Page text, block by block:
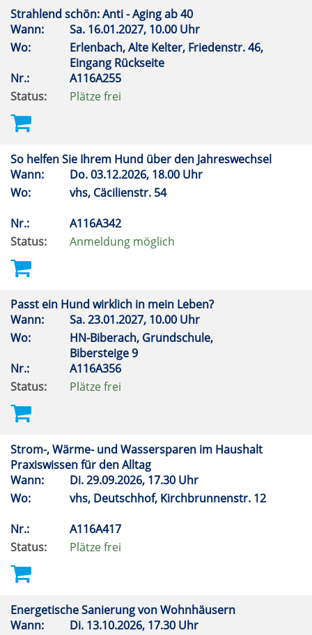
Strahlend schön: Anti - Aging ab 40
Wann:
Sa. 16.01.2027, 10.00 Uhr
Wo:
Erlenbach, Alte Kelter, Friedenstr. 46,
Eingang Rückseite
Nr.:
A116A255
Status:
Plätze frei
So helfen Sie Ihrem Hund über den Jahreswechsel
Wann:
Do.03.12.2026, 18.00 Uhr
Wo:
vhs, Cäcilienstr. 54
Nr.:
A116A342
Status:
Anmeldung möglich
Passt ein Hund wirklich in mein Leben?
Wann:
Sa.23.01.2027, 10.00 Uhr
Wo:
HN-Biberach, Grundschule,
Bibersteige 9
Nr.:
A116A356
Status:
Plätze frei
Strom-, Wärme- und Wassersparen im Haushalt
Praxiswissen für den Alltag
Wann:
Di.29.09.2026, 17.30 Uhr
Wo:
vhs, Deutschhof, Kirchbrunnenstr. 12
Nr.:
A116A417
Status:
Plätze frei
Energetische Sanierung von Wohnhäusern
Wann:
Di. 13.10.2026, 17.30 Uhr